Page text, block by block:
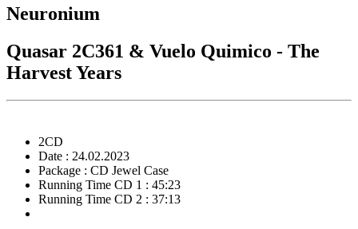
Neuronium
Quasar 2C361 & Vuelo Quimico - The
Harvest Years
2CD
Date : 24.02.2023
Package : CD Jewel Case
Running Time CD 1 : 45:23
Running Time CD 2 : 37:13